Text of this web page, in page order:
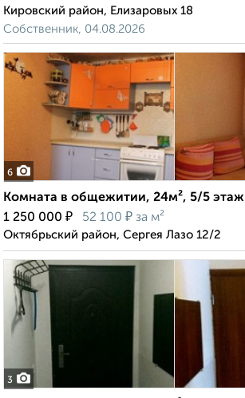
Кировский район, Елизаровых 18
Собственник, 04.08.2026
6
Комната в общежитии, 24м², 5/5 этаж
1 250 000 ₽ 52 100 ₽ за м²
Октябрьский район, Сергея Лазо 12/2
3